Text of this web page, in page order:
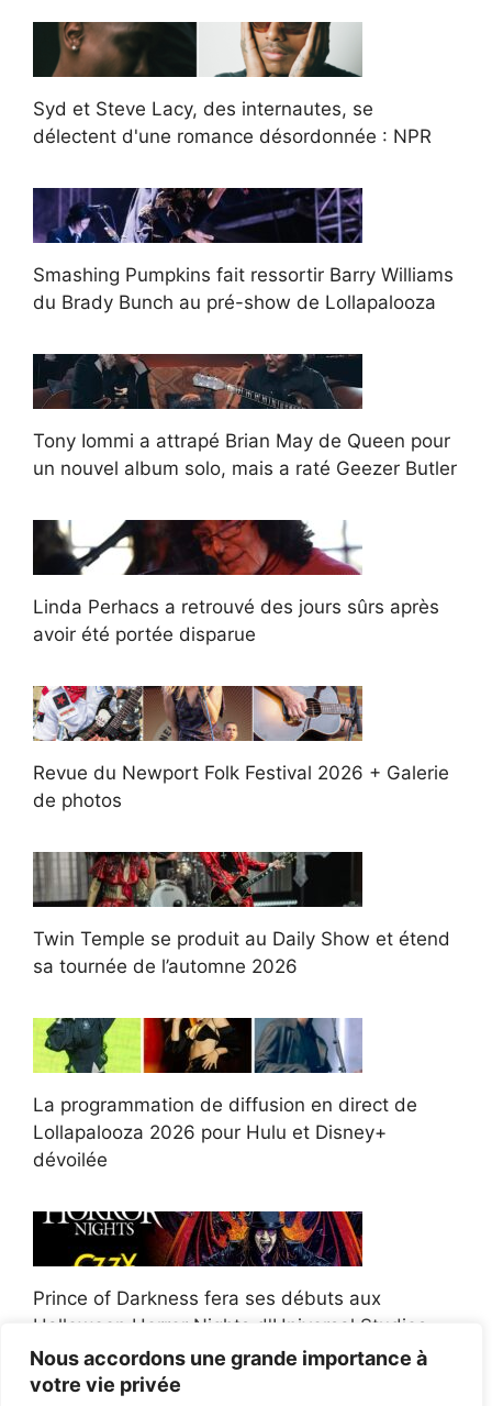
Nous accordons une grande importance à
votre vie privée
Syd et Steve Lacy, des internautes, se
délectent d'une romance désordonnée : NPR
Smashing Pumpkins fait ressortir Barry Williams
du Brady Bunch au pré-show de Lollapalooza
Tony Iommi a attrapé Brian May de Queen pour
un nouvel album solo, mais a raté Geezer Butler
Linda Perhacs a retrouvé des jours sûrs après
avoir été portée disparue
Revue du Newport Folk Festival 2026 + Galerie
de photos
Twin Temple se produit au Daily Show et étend
sa tournée de l’automne 2026
La programmation de diffusion en direct de
Lollapalooza 2026 pour Hulu et Disney+
dévoilée
Prince of Darkness fera ses débuts aux
Halloween Horror Nights d'Universal Studios